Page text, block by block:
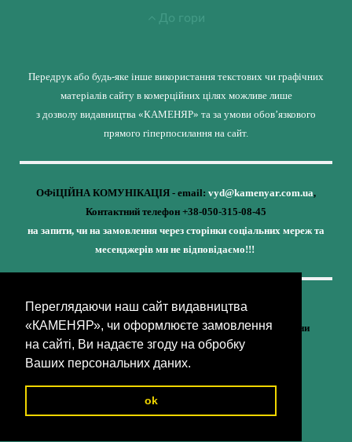
Переглядаючи наш сайт видавництва
«КАМЕНЯР», чи оформлюєте замовлення
на сайті, Ви надаєте згоду на обробку
Ваших персональних даних.
ok
До гори
Передрук або будь-яке інше використання текстових чи графічних
матеріалів сайту в комерційних цілях можливе лише
з дозволу видавництва «КАМЕНЯР» та за умови обов’язкового
прямого гіперпосилання на сайт.
ОФіЦІЙНА КОМУНІКАЦІЯ - email: vyd@kamenyar.com.ua,
Контактний телефон +38-050-315-08-45
на запити, чи на замовлення через сторінки соціальних мереж та
месенджерів ми не відповідаємо!!!
Кожне наше видання - це внесок у спротив,
у збереження ідентичності та неминучу перемогу України
(видавництво «КАМЕНЯР»)